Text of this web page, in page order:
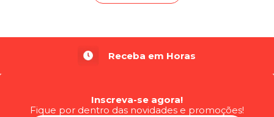
Receba em Horas
Inscreva-se agora!
Fique por dentro das novidades e promoções!